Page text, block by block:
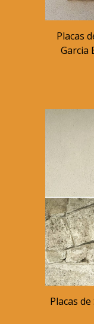
Placas
Garcia
Placas